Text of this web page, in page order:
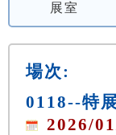
展室
場次:
0118--特
2026/